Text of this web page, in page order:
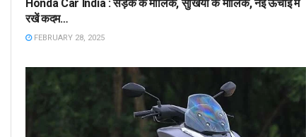
Honda Car India : सड़क के मालिक, सुर्खियों के मालिक, नई ऊंचाई में
रखें कदम…
FEBRUARY 28, 2025